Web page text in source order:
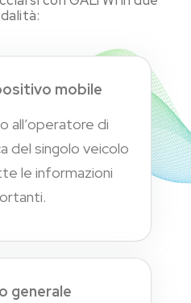
mobile
all’operatore di
del singolo veicolo
le informazioni
generale